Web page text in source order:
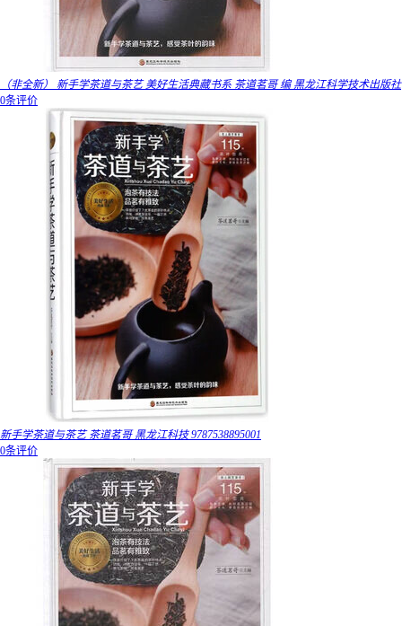
（非全新） 新手学茶道与茶艺 美好生活典藏书系 茶道茗哥 编 黑龙江科学技术出版社
0条评价
新手学茶道与茶艺 茶道茗哥 黑龙江科技 9787538895001
0条评价